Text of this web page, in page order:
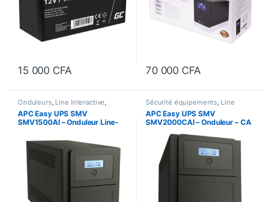
15 000 CFA 70 000 CFA
Onduleurs, Line Interactive,
Sécurité équipements
APC Easy UPS SMV
SMV1500AI – Onduleur Line-
1500VA – 6 prises C13
Sécurité équipements, Line
Interactive ,Onduleurs
APC Easy UPS SMV
SMV2000CAI – Onduleur – CA
2000 VA – 7 Ah – RS-232, USB